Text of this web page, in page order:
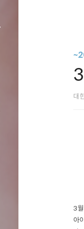
대
3
아